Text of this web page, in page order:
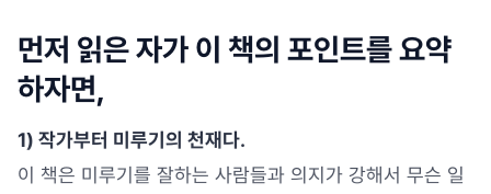
먼저 읽은 자가 이 책의 포인트를 요약
하자면,
1) 작가부터 미루기의 천재다.
이 책은 미루기를 잘하는 사람들과 의지가 강해서 무슨 일